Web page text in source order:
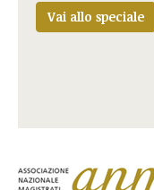
Vai allo speciale